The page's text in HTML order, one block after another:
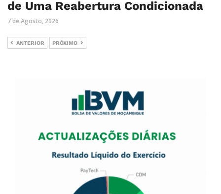
de Uma Reabertura Condicionada
7 de Agosto, 2026
ANTERIOR PRÓXIMO